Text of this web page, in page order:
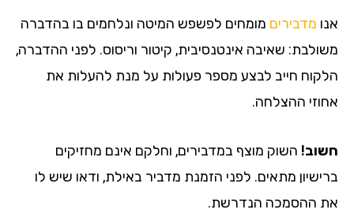
אנו מדבירים מומחים לפשפש המיטה ונלחמים בו בהדברה
משולבת: שאיבה אינטנסיבית, קיטור וריסוס. לפני ההדברה,
הלקוח חייב לבצע מספר פעולות על מנת להעלות את
אחוזי ההצלחה.
חשוב! השוק מוצף במדבירים, וחלקם אינם מחזיקים
ברישיון מתאים. לפני הזמנת מדביר באילת, ודאו שיש לו
את ההסמכה הנדרשת.